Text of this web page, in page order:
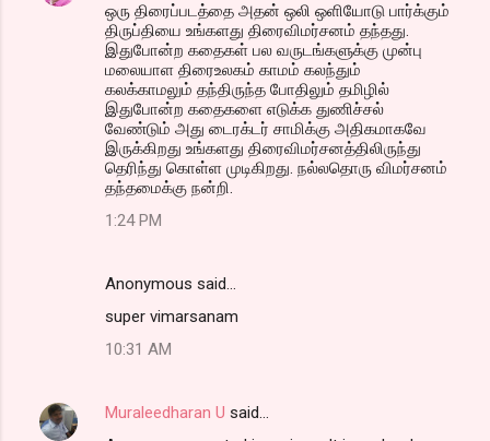
ஒரு திரைப்படத்தை அதன் ஒலி ஒளியோடு பார்க்கும்
திருப்தியை உங்களது திரைவிமர்சனம் தந்தது.
இதுபோன்ற கதைகள் பல வருடங்களுக்கு முன்பு
மலையாள திரைஉலகம் காமம் கலந்தும்
கலக்காமலும் தந்திருந்த போதிலும் தமிழில்
இதுபோன்ற கதைகளை எடுக்க துணிச்சல்
வேண்டும் அது டைரக்டர் சாமிக்கு அதிகமாகவே
இருக்கிறது உங்களது திரைவிமர்சனத்திலிருந்து
தெரிந்து கொள்ள முடிகிறது. நல்லதொரு விமர்சனம்
தந்தமைக்கு நன்றி.
1:24 PM
Anonymous said…
super vimarsanam
10:31 AM
Muraleedharan U said…